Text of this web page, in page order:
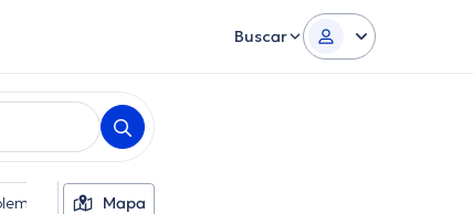
Buscar
Mapa